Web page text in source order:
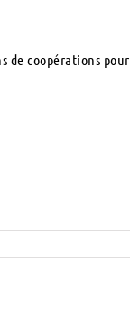
de coopérations pour